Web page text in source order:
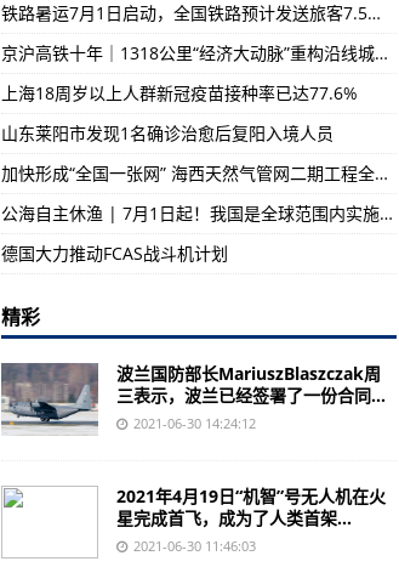
长江中下游地区有持续性强降水 暴雨黄
湖北新增境外输入确诊病例2例
美国陆军将混合现实护目镜集成到飞机中
七架美国空军EC-130H干扰机在亚利桑那
铁路暑运7月1日启动，全国铁路预计发送旅客7.5亿人次
京沪高铁十年｜1318公里“经济大动脉”重构沿线城市版图
上海18周岁以上人群新冠疫苗接种率已达77.6%
山东莱阳市发现1名确诊治愈后复阳入境人员
加快形成“全国一张网” 海西天然气管网二期工程全面开工建设
公海自主休渔 | 7月1日起！我国是全球范围内实施公海自主休渔措施的首个国家
德国大力推动FCAS战斗机计划
精彩
波兰国防部长MariuszBlaszczak周
三表示，波兰已经签署了一份合同...
2021-06-30 14:24:12
2021年4月19日“机智”号无人机在火
星完成首飞，成为了人类首架...
2021-06-30 11:46:03